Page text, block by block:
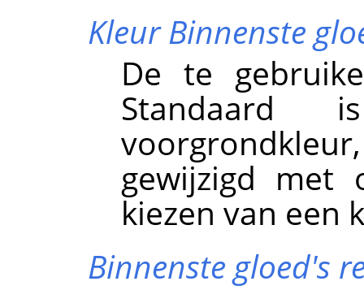
Kleur Binnenste
De te
gewijzigd
kiezen van een
Binnenste gloed's